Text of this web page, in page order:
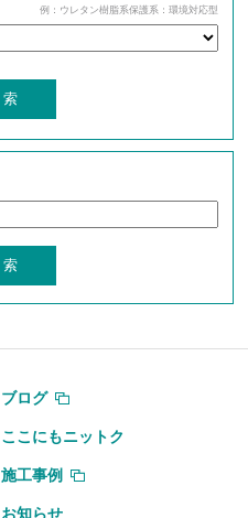
例：ウレタン樹脂系保護系：環境対応型
ブログ
ここにもニットク
施工事例
お知らせ